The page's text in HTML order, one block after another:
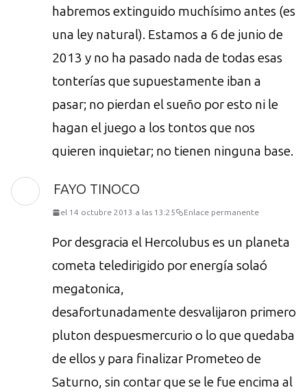
habremos extinguido muchísimo antes (es
una ley natural). Estamos a 6 de junio de
2013 y no ha pasado nada de todas esas
tonterías que supuestamente iban a
pasar; no pierdan el sueño por esto ni le
hagan el juego a los tontos que nos
quieren inquietar; no tienen ninguna base.
FAYO TINOCO
el 14 octubre 2013 a las 13:25 Enlace permanente
Por desgracia el Hercolubus es un planeta
cometa teledirigido por energía solaó
megatonica,
desafortunadamente desvalijaron primero
pluton despuesmercurio o lo que quedaba
de ellos y para finalizar Prometeo de
Saturno, sin contar que se le fue encima al